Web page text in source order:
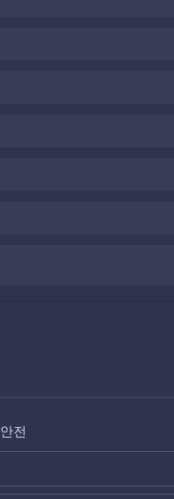
안전